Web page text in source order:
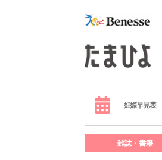
妊娠早見表
雑誌・書籍